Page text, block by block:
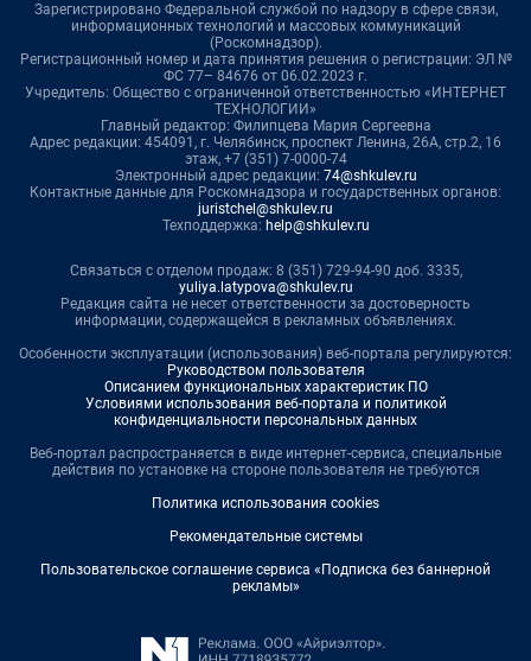
Зарегистрировано Федеральной службой по надзору в сфере связи,
информационных технологий и массовых коммуникаций
(Роскомнадзор).
Регистрационный номер и дата принятия решения о регистрации: ЭЛ №
ФС 77– 84676 от 06.02.2023 г.
Учредитель: Общество с ограниченной ответственностью «ИНТЕРНЕТ
ТЕХНОЛОГИИ»
Главный редактор: Филипцева Мария Сергеевна
Адрес редакции: 454091, г. Челябинск, проспект Ленина, 26А, стр.2, 16
этаж, +7 (351) 7-0000-74
Электронный адрес редакции: 74@shkulev.ru
Контактные данные для Роскомнадзора и государственных органов:
juristchel@shkulev.ru
Техподдержка: help@shkulev.ru
Связаться с отделом продаж: 8 (351) 729-94-90 доб. 3335,
yuliya.latypova@shkulev.ru
Редакция сайта не несет ответственности за достоверность
информации, содержащейся в рекламных объявлениях.
Особенности эксплуатации (использования) веб-портала регулируются:
Руководством пользователя
Описанием функциональных характеристик ПО
Условиями использования веб-портала и политикой
конфиденциальности персональных данных
Веб-портал распространяется в виде интернет-сервиса, специальные
действия по установке на стороне пользователя не требуются
Политика использования cookies
Рекомендательные системы
Пользовательское соглашение сервиса «Подписка без баннерной
рекламы»